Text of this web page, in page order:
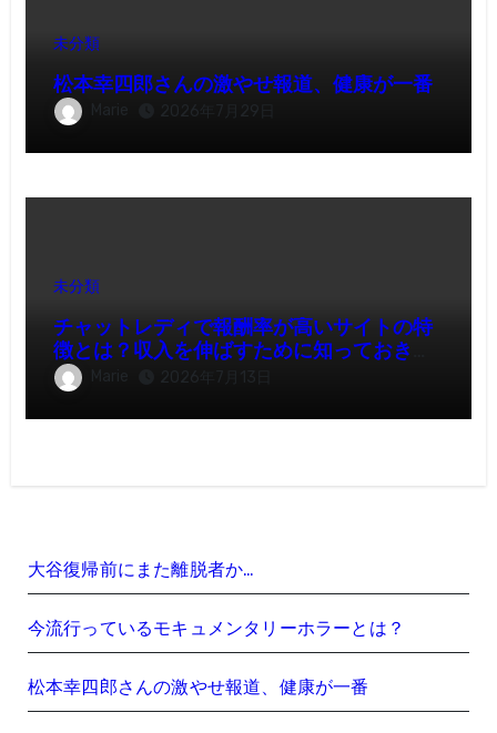
未分類
松本幸四郎さんの激やせ報道、健康が一番
Marie 2026年7月29日
未分類
チャットレディで報酬率が高いサイトの特
徴とは？収入を伸ばすために知っておきた
いポイント
Marie 2026年7月13日
大谷復帰前にまた離脱者か…
今流行っているモキュメンタリーホラーとは？
松本幸四郎さんの激やせ報道、健康が一番